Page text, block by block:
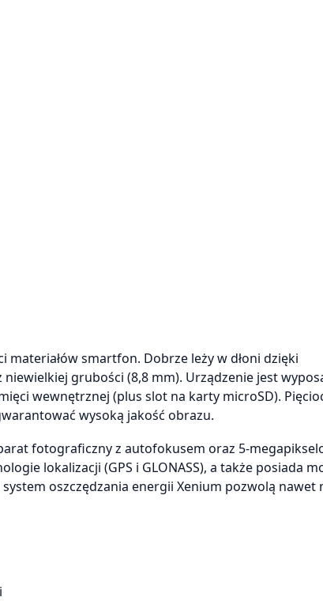
materiałów smartfon. Dobrze leży w dłoni dzięki
grubości (8,8 mm). Urządzenie jest
wewnętrznej (plus slot na karty microSD).
wysoką jakość obrazu.
fotograficzny z autofokusem oraz 5-
lokalizacji (GPS i GLONASS), a także posiada
oszczędzania energii Xenium pozwolą nawet